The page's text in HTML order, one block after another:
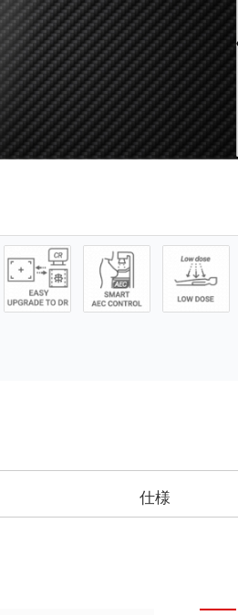
仕様